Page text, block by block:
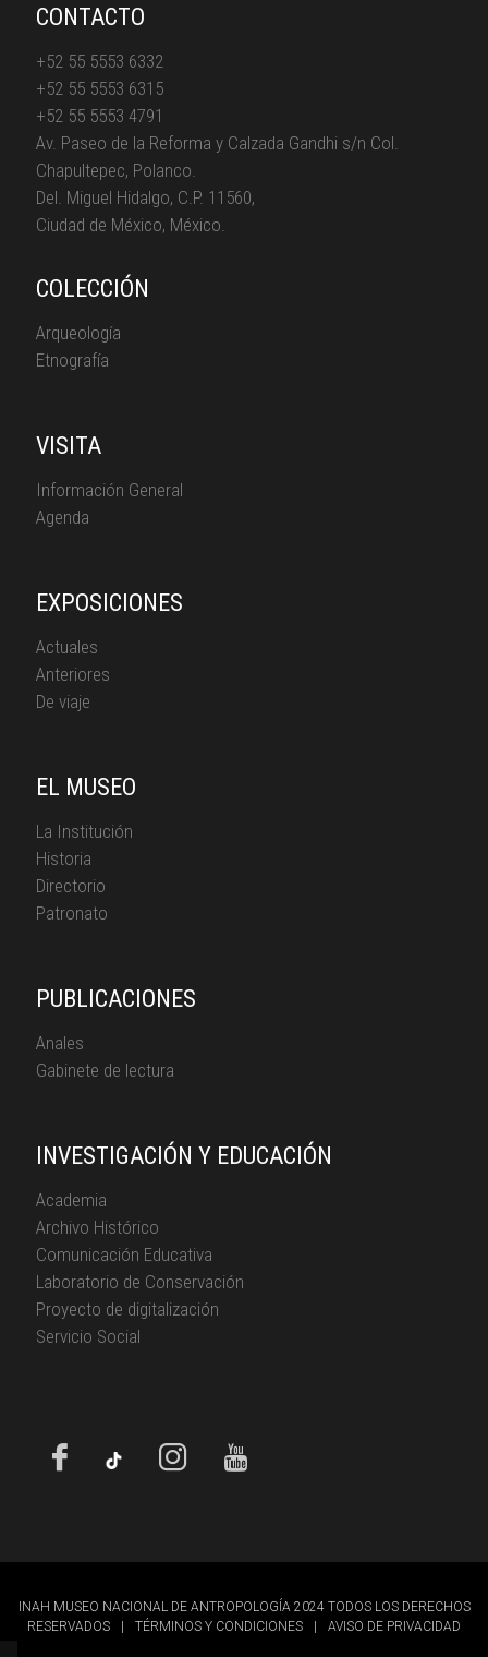
CONTACTO
+52 55 5553 6332
+52 55 5553 6315
+52 55 5553 4791
Av. Paseo de la Reforma y Calzada Gandhi s/n Col.
Chapultepec, Polanco.
Del. Miguel Hidalgo, C.P. 11560,
Ciudad de México, México.
COLECCIÓN
Arqueología
Etnografía
VISITA
Información General
Agenda
EXPOSICIONES
Actuales
Anteriores
De viaje
EL MUSEO
La Institución
Historia
Directorio
Patronato
PUBLICACIONES
Anales
Gabinete de lectura
INVESTIGACIÓN Y EDUCACIÓN
Academia
Archivo Histórico
Comunicación Educativa
Laboratorio de Conservación
Proyecto de digitalización
Servicio Social
INAH MUSEO NACIONAL DE ANTROPOLOGÍA 2024 TODOS LOS DERECHOS
RESERVADOS
| TÉRMINOS Y CONDICIONES | AVISO DE PRIVACIDAD